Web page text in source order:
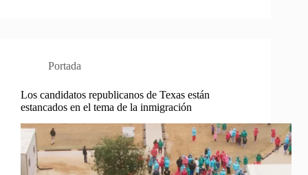
Portada
Los candidatos republicanos de Texas están
estancados en el tema de la inmigración